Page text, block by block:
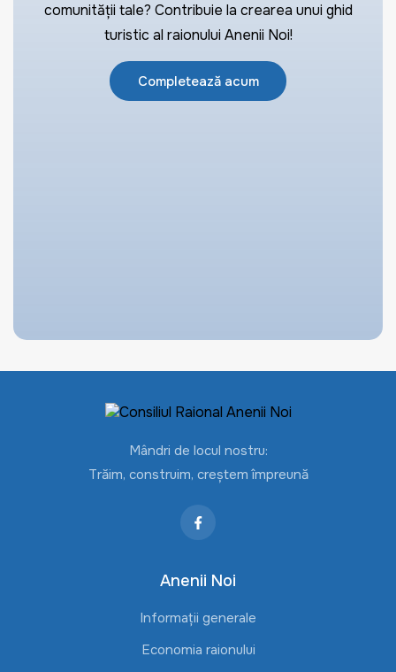
comunității tale? Contribuie la crearea unui ghid
turistic al raionului Anenii Noi!
Completează acum
Mândri de locul nostru:
Trăim, construim, creștem împreună
Anenii Noi
Informații generale
Economia raionului